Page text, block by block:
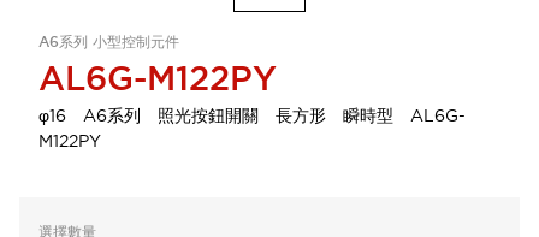
A6系列 小型控制元件
AL6G-M122PY
φ16 A6系列 照光按鈕開關 長方形 瞬時型 AL6G-
M122PY
選擇數量